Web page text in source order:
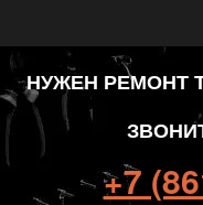
НУЖЕН РЕМОНТ
+7